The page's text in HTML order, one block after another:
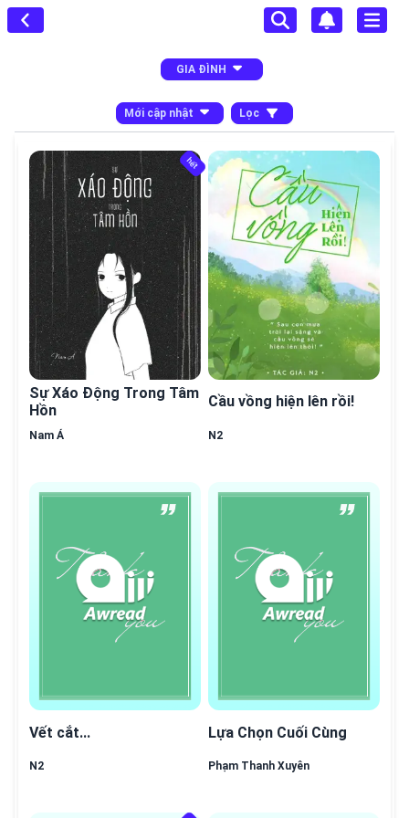
GIA ĐÌNH
Mới cập nhật Lọc
Sự Xáo Động Trong Tâm
Hồn
Nam Á
hết
Cầu vồng hiện lên rồi!
N2
Vết cắt...
N2
Lựa Chọn Cuối Cùng
Phạm Thanh Xuyên